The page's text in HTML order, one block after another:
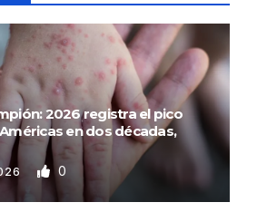
2026 registra el pico
en dos décadas,
0